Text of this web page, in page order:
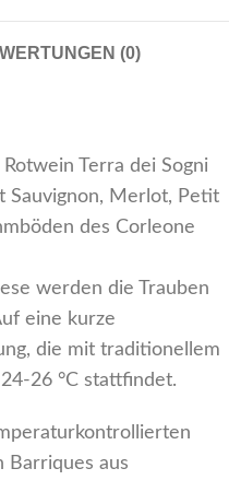
(0)
Terra dei Sogni
Sauvignon, Merlot, Petit
des Corleone
werden die Trauben
eine kurze
die mit traditionellem
26 °C stattfindet.
Barriques aus